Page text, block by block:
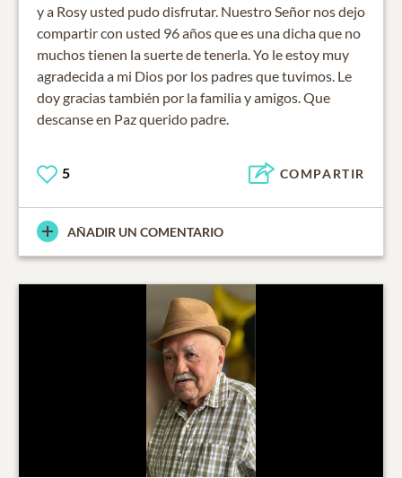
y a Rosy usted pudo disfrutar. Nuestro Señor nos dejo
compartir con usted 96 años que es una dicha que no
muchos tienen la suerte de tenerla. Yo le estoy muy
agradecida a mi Dios por los padres que tuvimos. Le
doy gracias también por la familia y amigos. Que
descanse en Paz querido padre.
5 COMPARTIR
AÑADIR UN COMENTARIO